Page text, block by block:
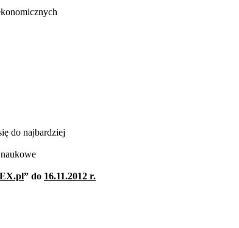
do najbardziej
” do 16.11.2012 r.